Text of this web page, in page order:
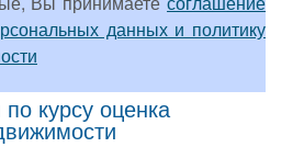
данных и политику
курсу оценка